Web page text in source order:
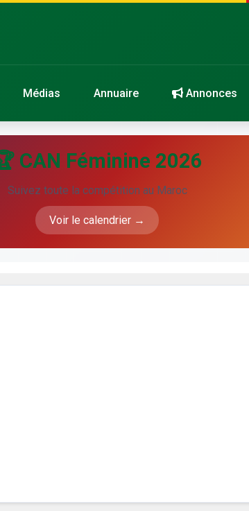
Médias Annuaire Annonces
CAN Féminine 2026
Suivez toute la compétition au Maroc
Voir le calendrier →